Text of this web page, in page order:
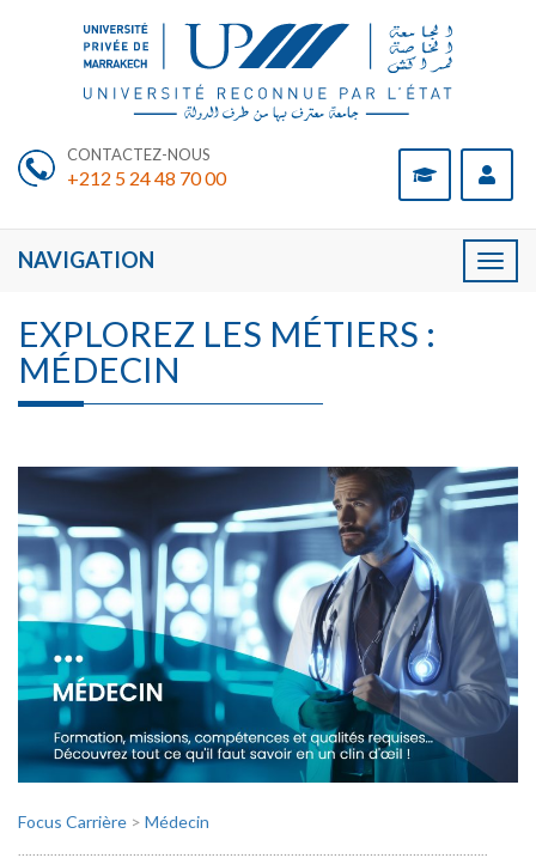
CONTACTEZ-NOUS
+212 5 24 48 70 00
NAVIGATION
EXPLOREZ LES MÉTIERS :
MÉDECIN
Focus Carrière > Médecin